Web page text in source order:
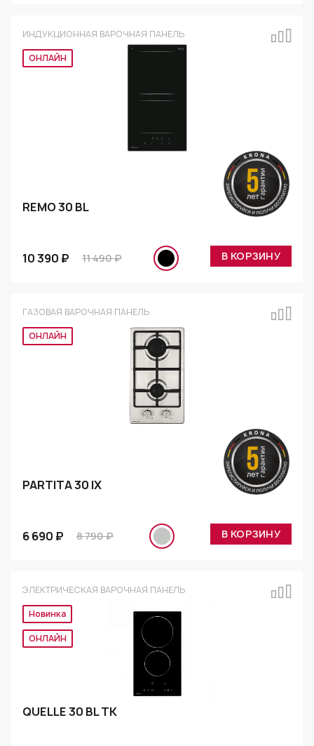
ИНДУКЦИОННАЯ ВАРОЧНАЯ ПАНЕЛЬ
Эксклюзив
REMO 30 BL
10 390 ₽ 11 490 ₽ В КОРЗИНУ
ГАЗОВАЯ ВАРОЧНАЯ ПАНЕЛЬ
Эксклюзив
PARTITA 30 IX
6 690 ₽ 8 790 ₽ В КОРЗИНУ
ЭЛЕКТРИЧЕСКАЯ ВАРОЧНАЯ ПАНЕЛЬ
Новинка
Эксклюзив
QUELLE 30 BL TK